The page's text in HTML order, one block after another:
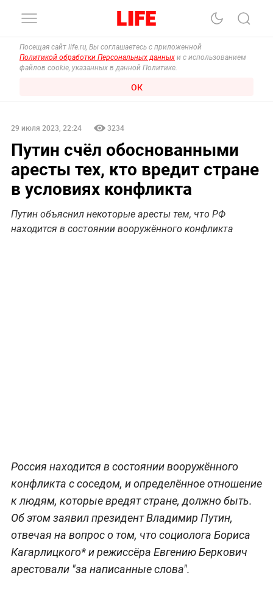
Посещая сайт life.ru, Вы соглашаетесь с приложенной
Политикой обработки Персональных данных и с использованием
файлов cookie, указанных в данной Политике.
ОК
29 июля 2023, 22:24 3234
Путин счёл обоснованными
аресты тех, кто вредит стране
в условиях конфликта
Путин объяснил некоторые аресты тем, что РФ
находится в состоянии вооружённого конфликта
Россия находится в состоянии вооружённого
конфликта с соседом, и определённое отношение
к людям, которые вредят стране, должно быть.
Об этом заявил президент Владимир Путин,
отвечая на вопрос о том, что социолога Бориса
Кагарлицкого* и режиссёра Евгению Беркович
арестовали "за написанные слова".